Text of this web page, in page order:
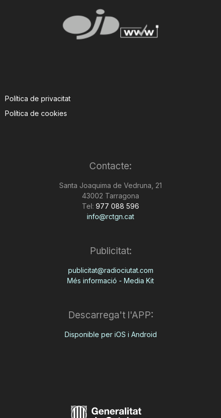
Política de privacitat
Política de cookies
Contacte:
Santa Joaquima de Vedruna, 21
43002 Tarragona
Tel: 977 088 596
info@rctgn.cat
Publicitat:
publicitat@radiociutat.com
Més informació - Media Kit
Descarrega't l'APP:
Disponible per iOS i Android